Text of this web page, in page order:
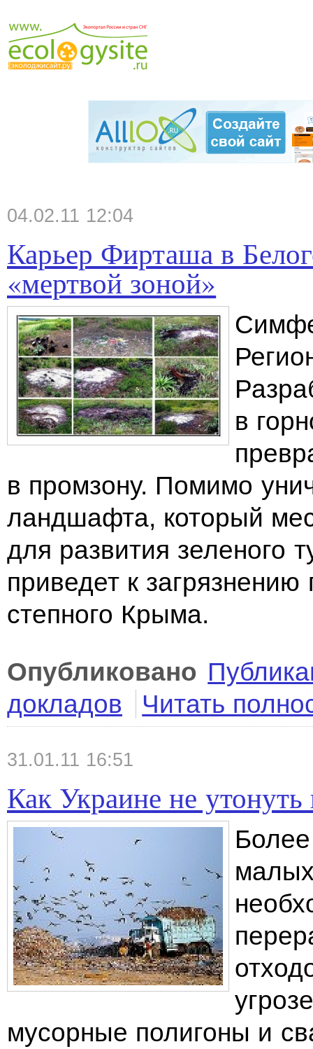
04.02.11 12:04
Карьер Фирташа в
«мертвой зоной»
в
в промзону. Помимо
ландшафта, который
для развития зеленого
приведет к
степного Крыма.
Опубликовано
докладов
Читать
31.01.11 16:51
Как Украине не утонуть
мусорные полигоны и